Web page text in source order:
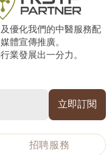
優化我們的中醫服務配
體宣傳推廣。
業發展出一分力。
招聘服務